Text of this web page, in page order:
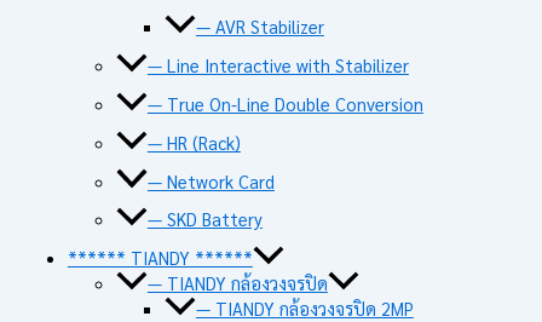
— AVR Stabilizer
— Line Interactive with Stabilizer
— True On-Line Double Conversion
— HR (Rack)
— Network Card
— SKD Battery
****** TIANDY ******
— TIANDY กล้องวงจรปิด
— TIANDY กล้องวงจรปิด 2MP